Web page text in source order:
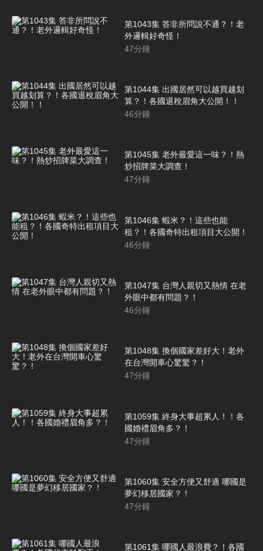
第1043集 答非所問說不通？！老
外邏輯好奇怪！
47分鐘
第1044集 出國居然可以越買越划
算？！各國退稅眉角大公開！！
46分鐘
第1045集 老外最愛這一味？！熱
炒招牌菜大調查！
47分鐘
第1046集 蝦米？！這些也能
租？！各國奇特出租項目大公開！
46分鐘
第1047集 台灣人親切又熱情 在老
外眼中都有問題？！
46分鐘
第1048集 換個國家差好大！老外
在台灣開車心驚驚？！
47分鐘
第1059集 終身大事超累人！！各
國婚禮眉角多？！
47分鐘
第1060集 安全方便又舒適 哪國是
夢幻移居國家？！
47分鐘
第1061集 哪國人最浪費？！各國